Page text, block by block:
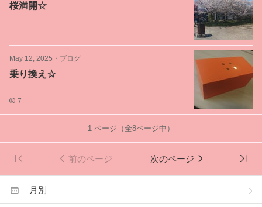
桜満開☆
May 12, 2025 ・ ブログ
乗り換え☆
7
1 ページ（全8ページ中）
前のページ 次のページ
月別